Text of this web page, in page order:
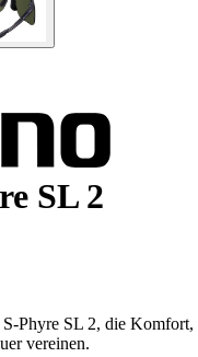
SL 2
Phyre SL 2, die Komfort,
vereinen.